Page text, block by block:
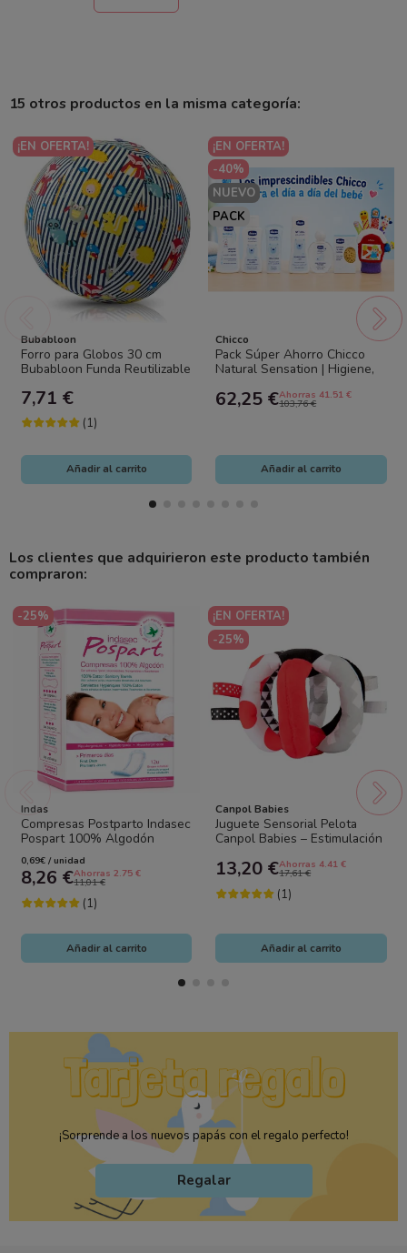
15 otros productos en la misma categoría:
¡EN OFERTA!
Bubabloon
Forro para Globos 30 cm
Bubabloon Funda Reutilizable
7,71 €
(1)
Añadir al carrito
¡EN OFERTA!
-40%
NUEVO
PACK
Chicco
Pack Súper Ahorro Chicco
Natural Sensation | Higiene,
Bebé
62,25 €Ahorras 41.51 €
103,76 €
Añadir al carrito
Los clientes que adquirieron este producto también
compraron:
-25%
Indas
Compresas Postparto Indasec
Pospart 100% Algodón
Primeros Días 12 uds |
Máxima...
0,69€ / unidad
8,26 €Ahorras 2.75 €
11,01 €
(1)
Añadir al carrito
¡EN OFERTA!
-25%
Canpol Babies
Juguete Sensorial Pelota
Canpol Babies – Estimulación
13,20 €Ahorras 4.41 €
17,61 €
(1)
Añadir al carrito
¡Sorprende a los nuevos papás con el regalo perfecto!
Regalar